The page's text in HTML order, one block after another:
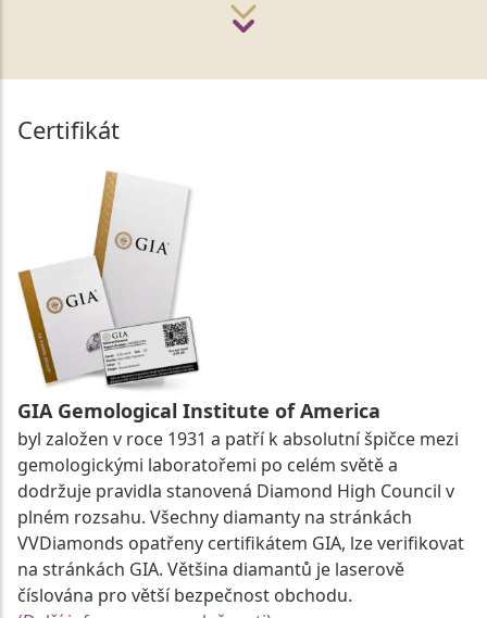
Certifikát
GIA Gemological Institute of America
byl založen v roce 1931 a patří k absolutní špičce mezi
gemologickými laboratořemi po celém světě a
dodržuje pravidla stanovená Diamond High Council v
plném rozsahu. Všechny diamanty na stránkách
VVDiamonds opatřeny certifikátem GIA, lze verifikovat
na stránkách GIA. Většina diamantů je laserově
číslována pro větší bezpečnost obchodu.